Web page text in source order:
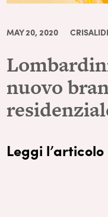
MAY 20, 2020
nuovo
Leggi l’articolo